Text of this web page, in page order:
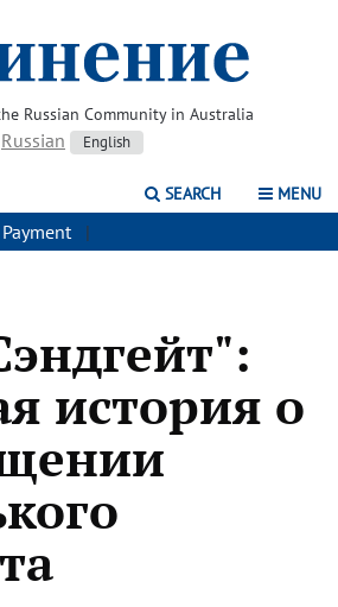
Russian Community in Australia
Russian English
SEARCH MENU
|
история о